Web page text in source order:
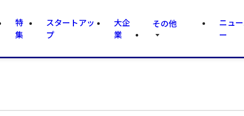
特
集
スタートアッ
プ
大企
業
その他
ニュ
ー